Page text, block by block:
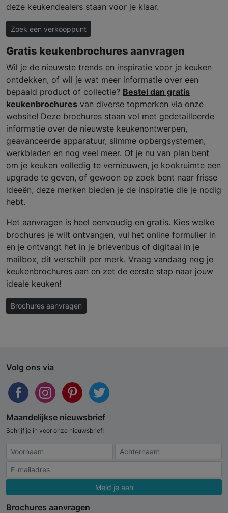
deze keukendealers staan voor je klaar.
Zoek een verkooppunt
Gratis keukenbrochures aanvragen
Wil je de nieuwste trends en inspiratie voor je keuken
ontdekken, of wil je wat meer informatie over een
bepaald product of collectie? Bestel dan gratis
keukenbrochures van diverse topmerken via onze
website! Deze brochures staan vol met gedetailleerde
informatie over de nieuwste keukenontwerpen,
geavanceerde apparatuur, slimme opbergsystemen,
werkbladen en nog veel meer. Of je nu van plan bent
om je keuken volledig te vernieuwen, je kookruimte een
upgrade te geven, of gewoon op zoek bent naar frisse
ideeën, deze merken bieden je de inspiratie die je nodig
hebt.
Het aanvragen is heel eenvoudig en gratis. Kies welke
brochures je wilt ontvangen, vul het online formulier in
en je ontvangt het in je brievenbus of digitaal in je
mailbox, dit verschilt per merk. Vraag vandaag nog je
keukenbrochures aan en zet de eerste stap naar jouw
ideale keuken!
Brochures aanvragen
Volg ons via
Maandelijkse nieuwsbrief
Schrijf je in voor onze nieuwsbrief!
Meld je aan
Brochures aanvragen